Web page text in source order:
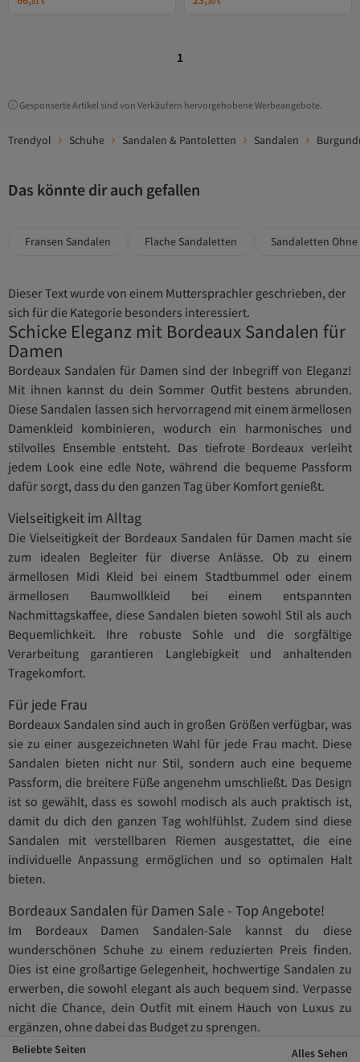
1
Gesponserte Artikel sind von Verkäufern hervorgehobene Werbeangebote.
Trendyol Schuhe Sandalen & Pantoletten Sandalen
Das könnte dir auch gefallen
Fransen Sandalen Flache Sandaletten Sandaletten Ohne
Dieser Text wurde von einem Muttersprachler geschrieben, der
sich für die Kategorie besonders interessiert.
Schicke Eleganz mit Bordeaux Sandalen für
Damen
Bordeaux Sandalen für Damen sind der Inbegriff von Eleganz!
Mit ihnen kannst du dein Sommer Outfit bestens abrunden.
Diese Sandalen lassen sich hervorragend mit einem ärmellosen
Damenkleid kombinieren, wodurch ein harmonisches und
stilvolles Ensemble entsteht. Das tiefrote Bordeaux verleiht
jedem Look eine edle Note, während die bequeme Passform
dafür sorgt, dass du den ganzen Tag über Komfort genießt.
Vielseitigkeit im Alltag
Die Vielseitigkeit der Bordeaux Sandalen für Damen macht sie
zum idealen Begleiter für diverse Anlässe. Ob zu einem
ärmellosen Midi Kleid bei einem Stadtbummel oder einem
ärmellosen Baumwollkleid bei einem entspannten
Nachmittagskaffee, diese Sandalen bieten sowohl Stil als auch
Bequemlichkeit. Ihre robuste Sohle und die sorgfältige
Verarbeitung garantieren Langlebigkeit und anhaltenden
Tragekomfort.
Für jede Frau
Bordeaux Sandalen sind auch in großen Größen verfügbar, was
sie zu einer ausgezeichneten Wahl für jede Frau macht. Diese
Sandalen bieten nicht nur Stil, sondern auch eine bequeme
Passform, die breitere Füße angenehm umschließt. Das Design
ist so gewählt, dass es sowohl modisch als auch praktisch ist,
damit du dich den ganzen Tag wohlfühlst. Zudem sind diese
Sandalen mit verstellbaren Riemen ausgestattet, die eine
individuelle Anpassung ermöglichen und so optimalen Halt
bieten.
Bordeaux Sandalen für Damen Sale - Top Angebote!
Im Bordeaux Damen Sandalen-Sale kannst du diese
wunderschönen Schuhe zu einem reduzierten Preis finden.
Dies ist eine großartige Gelegenheit, hochwertige Sandalen zu
erwerben, die sowohl elegant als auch bequem sind. Verpasse
nicht die Chance, dein Outfit mit einem Hauch von Luxus zu
ergänzen, ohne dabei das Budget zu sprengen.
Beliebte Seiten Alles Sehen